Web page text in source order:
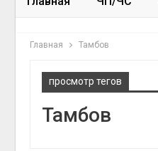
Главная Тамбов
просмотр тегов
Тамбов